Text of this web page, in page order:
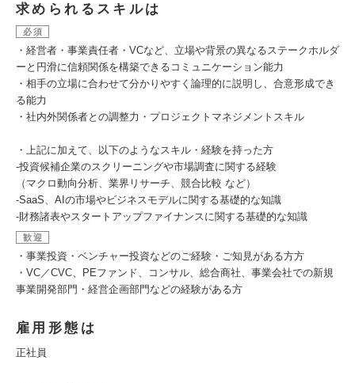
求められるスキルは
必須
・経営者・事業責任者・VCなど、立場や背景の異なるステークホルダ
ーと円滑に信頼関係を構築できるコミュニケーション能力
・相手の立場に合わせて分かりやすく論理的に説明し、合意形成でき
る能力
・社内外関係者との調整力・プロジェクトマネジメントスキル
・上記に加えて、以下のようなスキル・経験を持った方
-投資候補企業のスクリーニングや市場調査に関する経験
（マクロ動向分析、業界リサーチ、競合比較 など）
-SaaS、AIの市場やビジネスモデルに関する基礎的な知識
-財務諸表やスタートアップファイナンスに関する基礎的な知識
歓迎
・事業投資・ベンチャー投資などのご経験・ご知見がある方方
・VC／CVC、PEファンド、コンサル、総合商社、事業会社での新規
事業開発部門・経営企画部門などの経験がある方
雇用形態は
正社員